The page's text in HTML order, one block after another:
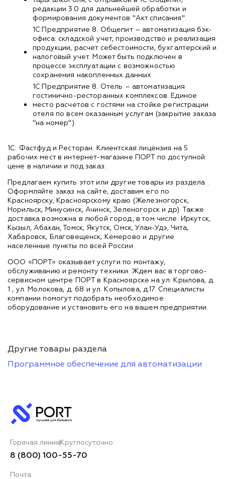
редакции 3.0 для дальнейшей обработки и
формирования документов "Акт списания".
1С:Предприятие 8. Общепит – автоматизация бэк-
офиса: складской учет, производство и реализация
продукции, расчет себестоимости, бухгалтерский и
налоговый учет. Может быть подключен в
процессе эксплуатации с возможностью
сохранения накопленных данных.
1С:Предприятие 8. Отель – автоматизация
гостинично-ресторанных комплексов. Единое
место расчетов с гостями на стойке регистрации
отеля по всем оказанным услугам (закрытие заказа
"на номер").
1С: Фастфуд и Ресторан. Клиентская лицензия на 5
рабочих мест в интернет-магазине ПОРТ по доступной
цене в наличии и под заказ.
Предлагаем купить этот или другие товары из раздела .
Оформляйте заказ на сайте, доставим его по
Красноярску, Красноярскому краю (Железногорск,
Норильск, Минусинск, Ачинск, Зеленогорск и др). Также
доставка возможна в любой город, в том числе: Иркутск,
Кызыл, Абакан, Томск, Якутск, Омск, Улан-Удэ, Чита,
Хабаровск, Благовещенск, Кемерово и другие
населенные пункты по всей России.
ООО «ПОРТ» оказывает услуги по монтажу,
обслуживанию и ремонту техники. Ждем вас в торгово-
сервисном центре ПОРТ в Красноярске на ул. Крылова, д.
1 , ул. Молокова, д. 68 и ул. Копылова, д.17. Специалисты
компании помогут подобрать необходимое
оборудование и установить его на вашем предприятии.
Другие товары раздела
Программное обеспечение для автоматизации
Горячая линия Круглосуточно
8 (800) 100-55-70
Почта